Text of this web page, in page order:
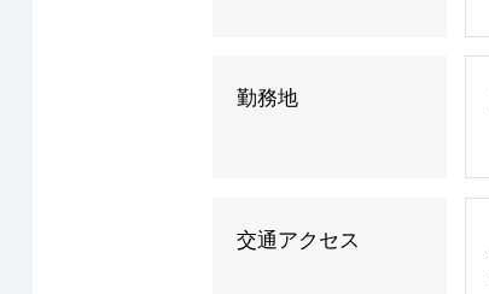
勤務地
交通アクセス